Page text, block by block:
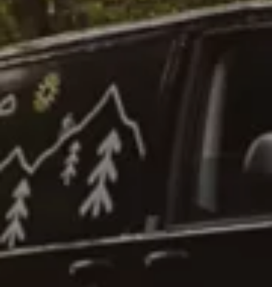
Nostro marchio
Van Journal
Le generazioni del van Volkswagen
Panoramica delle categorie dei veicoli
Newsletter
Azienda
Newsroom
Posti vacanti
Mondo California
Rivista e guida California
Guida
Itinerari e viaggi
Collezione California
App California